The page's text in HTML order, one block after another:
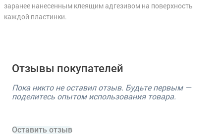
заранее нанесенным клеящим адгезивом на поверхность
каждой пластинки.
Отзывы покупателей
Пока никто не оставил отзыв. Будьте первым —
поделитесь опытом использования товара.
Оставить отзыв